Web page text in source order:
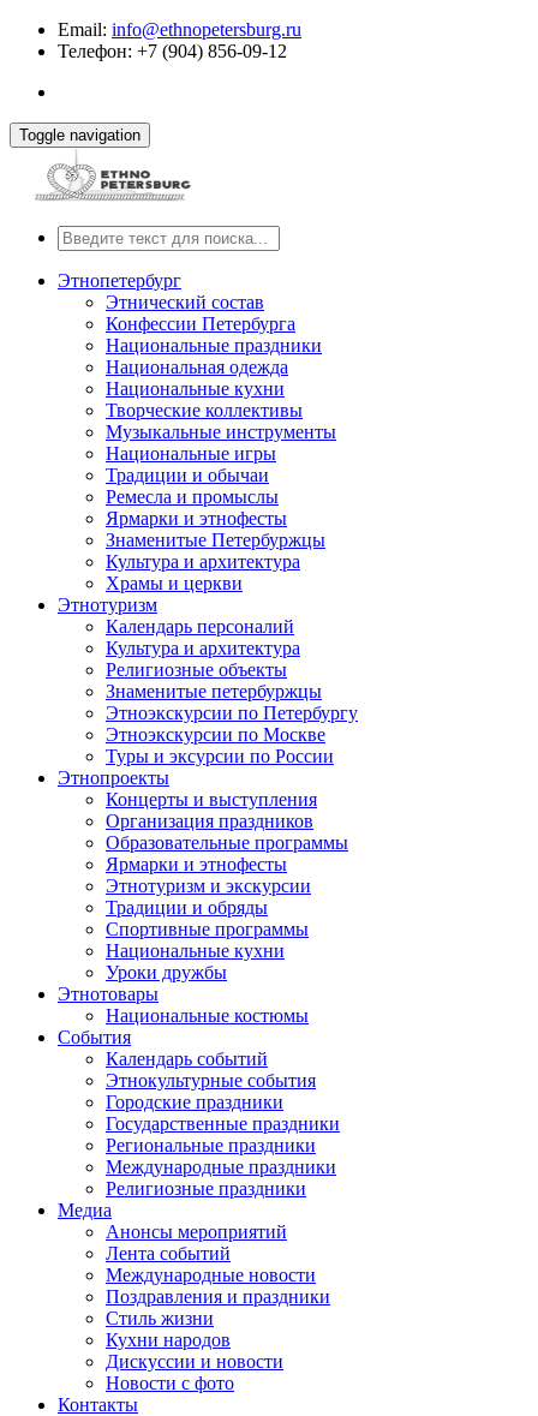
Email: info@ethnopetersburg.ru
Телефон: +7 (904) 856-09-12
Toggle navigation
Этнопетербург
Этнический состав
Конфессии Петербурга
Национальные праздники
Национальная одежда
Национальные кухни
Творческие коллективы
Музыкальные инструменты
Национальные игры
Традиции и обычаи
Ремесла и промыслы
Ярмарки и этнофесты
Знаменитые Петербуржцы
Культура и архитектура
Храмы и церкви
Этнотуризм
Календарь персоналий
Культура и архитектура
Религиозные объекты
Знаменитые петербуржцы
Этноэкскурсии по Петербургу
Этноэкскурсии по Москве
Туры и эксурсии по России
Этнопроекты
Концерты и выступления
Организация праздников
Образовательные программы
Ярмарки и этнофесты
Этнотуризм и экскурсии
Традиции и обряды
Спортивные программы
Национальные кухни
Уроки дружбы
Этнотовары
Национальные костюмы
События
Календарь событий
Этнокультурные события
Городские праздники
Государственные праздники
Региональные праздники
Международные праздники
Религиозные праздники
Медиа
Анонсы мероприятий
Лента событий
Международные новости
Поздравления и праздники
Cтиль жизни
Кухни народов
Дискуссии и новости
Новости с фото
Контакты